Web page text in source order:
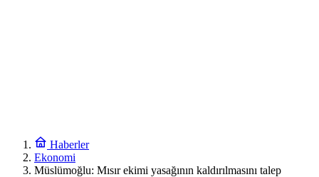
Haberler
Ekonomi
Müslümoğlu: Mısır ekimi yasağının kaldırılmasını talep